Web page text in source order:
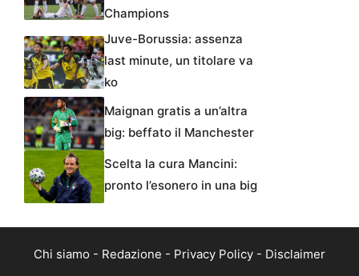
Champions
Juve-Borussia: assenza
last minute, un titolare va
ko
Maignan gratis a un’altra
big: beffato il Manchester
Scelta la cura Mancini:
pronto l’esonero in una big
Chi siamo - Redazione - Privacy Policy - Disclaimer